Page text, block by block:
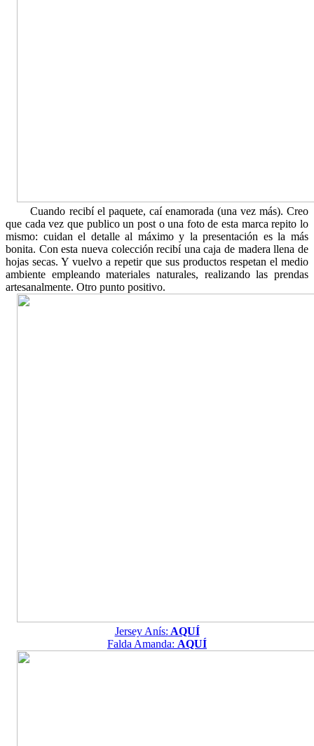
Cuando recibí el paquete, caí enamorada (una vez más). Creo
que cada vez que publico un post o una foto de esta marca repito lo
mismo: cuidan el detalle al máximo y la presentación es la más
bonita. Con esta nueva colección recibí una caja de madera llena de
hojas secas. Y vuelvo a repetir que sus productos respetan el medio
ambiente empleando materiales naturales, realizando las prendas
artesanalmente. Otro punto positivo.
Jersey Anís: AQUÍ
Falda Amanda: AQUÍ